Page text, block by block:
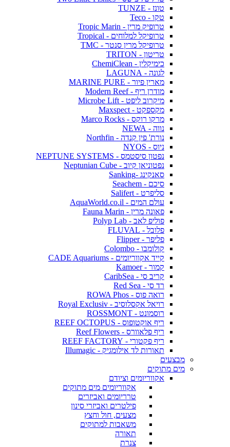
טונז - TUNZE
טקו - Teco
טרופיק מרין - Tropic Marin
טרופיקל למלוחים - Tropical
טרופיקל מרין סנטר - TMC
טריטון - TRITON
כימיקלין - ChemiClean
לגונה - LAGUNA
מארין פיור - MARINE PURE
מודרן ריף - Modern Reef
מיקרוב ליפט - Microbe Lift
מקספקט - Maxspect
מרקו רוקס - Marco Rocks
נווה - NEWA
נורת' פין קנדה - Northfin
ניוס - NYOS
נפטון סיסטמס - NEPTUNE SYSTEMS
נפטוניאן קיוב - Neptunian Cube
סאנקינג -Sanking
סיכם - Seachem
סליפרט - Salifert
עולם המים - AquaWorld.co.il
פאונה מרין - Fauna Marin
פוליפ לאב - Polyp Lab
פלובל - FLUVAL
פליפר - Flipper
קולומבו - Colombo
קייד אקווריומים - CADE Aquariums
קמור - Kamoer
קריב סי - CaribSea
רד סי - Red Sea
רואה פוס - ROWA Phos
רויאל אקסלוסיב - Royal Exclusiv
רוסמונט - ROSSMONT
ריף אוקטופוס - REEF OCTOPUS
ריף פלאוורס - Reef Flowers
ריף פקטורי - REEF FACTORY
תאורות לד אילומגיק - Illumagic
מבצעים
מים מתוקים
אקווריומים וציודם
אקווריומים מים מתוקים
טרריומים ואביזרים
פילטרים ואביזרי סינון
מצעים, חול וחצץ
משאבות למתוקים
תאורה
צנרת